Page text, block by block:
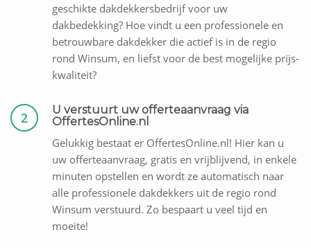
geschikte dakdekkersbedrijf voor uw
dakbedekking? Hoe vindt u een professionele en
betrouwbare dakdekker die actief is in de regio
rond Winsum, en liefst voor de best mogelijke prijs-
kwaliteit?
2
U verstuurt uw offerteaanvraag via
OffertesOnline.nl
Gelukkig bestaat er OffertesOnline.nl! Hier kan u
uw offerteaanvraag, gratis en vrijblijvend, in enkele
minuten opstellen en wordt ze automatisch naar
alle professionele dakdekkers uit de regio rond
Winsum verstuurd. Zo bespaart u veel tijd en
moeite!